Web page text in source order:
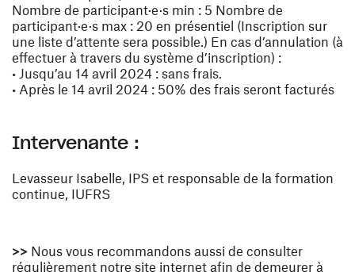
Nombre de participant·e·s min : 5 Nombre de
participant·e·s max : 20 en présentiel (Inscription sur
une liste d’attente sera possible.) En cas d’annulation (à
effectuer à travers du système d’inscription) :
• Jusqu’au 14 avril 2024 : sans frais.
• Après le 14 avril 2024 : 50% des frais seront facturés
Intervenante :
Levasseur Isabelle, IPS et responsable de la formation
continue, IUFRS
>> Nous vous recommandons aussi de consulter
régulièrement notre site internet afin de demeurer à